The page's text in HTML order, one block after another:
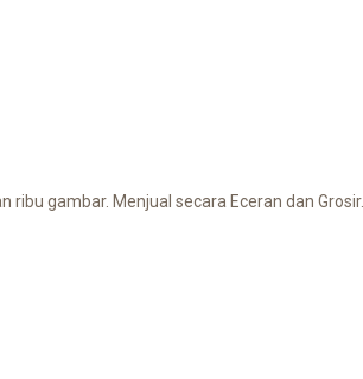
gambar. Menjual secara Eceran dan Grosir.